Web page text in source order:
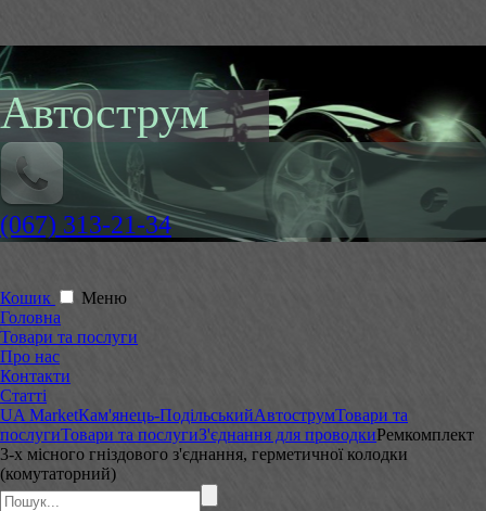
Автострум
(067) 313-21-34
Кошик
Меню
Головна
Товари та послуги
Про нас
Контакти
Статті
UA MarketКам'янець-ПодільськийАвтострумТовари та
послугиТовари та послугиЗ'єднання для проводкиРемкомплект
3-х місного гніздового з'єднання, герметичної колодки
(комутаторний)